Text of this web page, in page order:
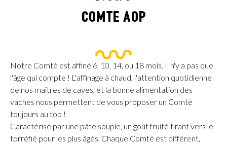
Comte AOP
Notre Comté est affiné 6, 10, 14, ou 18 mois. Il n'y a pas que
l'âge qui compte ! L'affinage à chaud, l'attention quotidienne
de nos maîtres de caves, et la bonne alimentation des
vaches nous permettent de vous proposer un Comté
toujours au top !
Caractérisé par une pâte souple, un goût fruité tirant vers le
torréfié pour les plus âgés. Chaque Comté est différent,